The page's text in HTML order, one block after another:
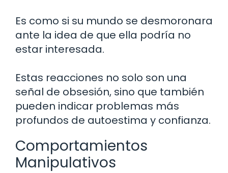
Es como si su mundo se desmoronara
ante la idea de que ella podría no
estar interesada.
Estas reacciones no solo son una
señal de obsesión, sino que también
pueden indicar problemas más
profundos de autoestima y confianza.
Comportamientos
Manipulativos